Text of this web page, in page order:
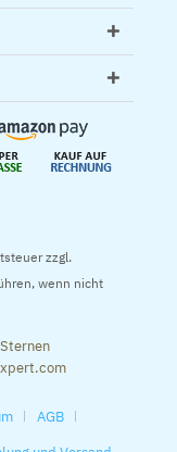
zzgl.
wenn nicht
Sternen
AGB